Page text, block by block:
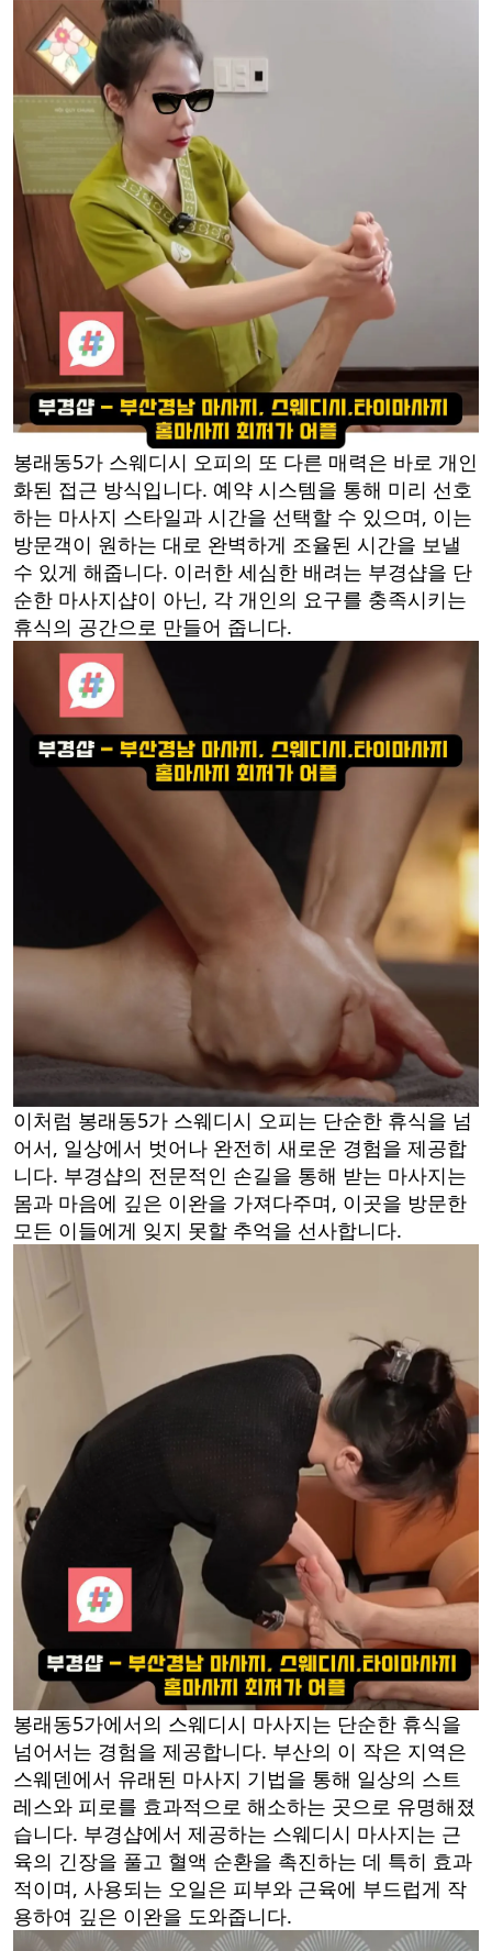
봉래동5가 스웨디시 오피의 또 다른 매력은 바로 개인
화된 접근 방식입니다. 예약 시스템을 통해 미리 선호
하는 마사지 스타일과 시간을 선택할 수 있으며, 이는
방문객이 원하는 대로 완벽하게 조율된 시간을 보낼
수 있게 해줍니다. 이러한 세심한 배려는 부경샵을 단
순한 마사지샵이 아닌, 각 개인의 요구를 충족시키는
휴식의 공간으로 만들어 줍니다.
이처럼 봉래동5가 스웨디시 오피는 단순한 휴식을 넘
어서, 일상에서 벗어나 완전히 새로운 경험을 제공합
니다. 부경샵의 전문적인 손길을 통해 받는 마사지는
몸과 마음에 깊은 이완을 가져다주며, 이곳을 방문한
모든 이들에게 잊지 못할 추억을 선사합니다.
봉래동5가에서의 스웨디시 마사지는 단순한 휴식을
넘어서는 경험을 제공합니다. 부산의 이 작은 지역은
스웨덴에서 유래된 마사지 기법을 통해 일상의 스트
레스와 피로를 효과적으로 해소하는 곳으로 유명해졌
습니다. 부경샵에서 제공하는 스웨디시 마사지는 근
육의 긴장을 풀고 혈액 순환을 촉진하는 데 특히 효과
적이며, 사용되는 오일은 피부와 근육에 부드럽게 작
용하여 깊은 이완을 도와줍니다.